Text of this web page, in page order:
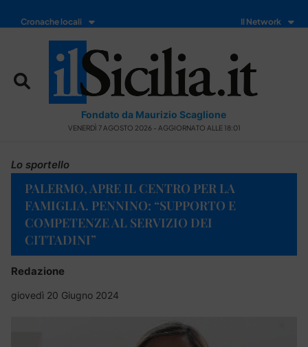
Cronache locali Il Network
Fondato da Maurizio Scaglione
VENERDÌ 7 AGOSTO 2026 - AGGIORNATO ALLE 18:01
Lo sportello
PALERMO, APRE IL CENTRO PER LA
FAMIGLIA. PENNINO: “SUPPORTO E
COMPETENZE AL SERVIZIO DEI
CITTADINI”
Redazione
giovedì 20 Giugno 2024